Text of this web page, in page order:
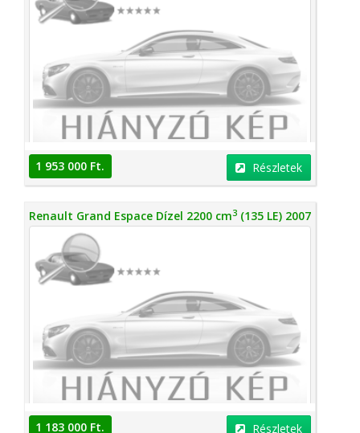
1 953 000 Ft. Részletek
Renault Grand Espace Dízel 2200 cm3 (135 LE) 2007
1 183 000 Ft. Részletek